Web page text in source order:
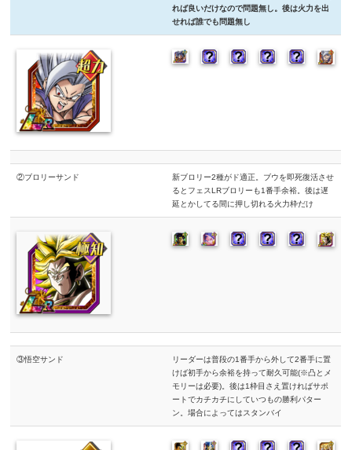
れば良いだけなので問題無し。後は火力を出
せれば誰でも問題無し
②ブロリーサンド
新ブロリー2種がド適正。ブウを即死復活させ
るとフェスLRブロリーも1番手余裕。後は遅
延とかしてる間に押し切れる火力枠だけ
③悟空サンド
リーダーは普段の1番手から外して2番手に置
けば初手から余裕を持って耐久可能(※凸とメ
モリーは必要)。後は1枠目さえ置ければサポ
ートでカチカチにしていつもの勝利パター
ン。場合によってはスタンバイ